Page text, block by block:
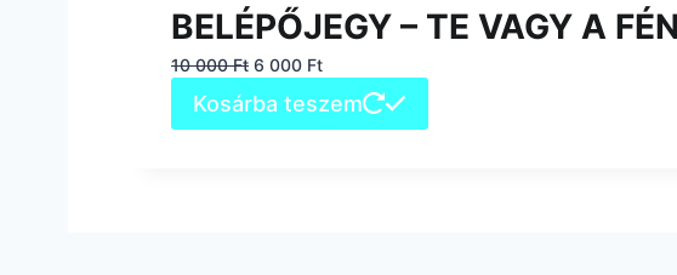
BELÉPŐJEGY – TE VAGY A
10 000Ft Original
was:
6 000 FtCurrent
is:
Kosárba teszem